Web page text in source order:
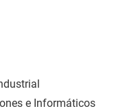
e Informáticos